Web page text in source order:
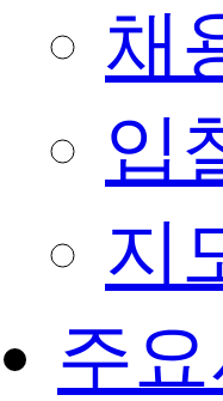
채
입
지
주